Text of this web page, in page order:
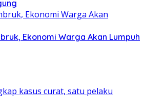
Ekonomi Warga Akan Lumpuh